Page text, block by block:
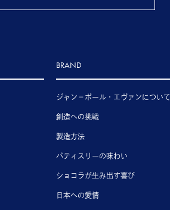
BRAND
ジャン＝ポール・エヴァンについて
創造への挑戦
製造方法
パティスリーの味わい
ショコラが生み出す喜び
日本への愛情